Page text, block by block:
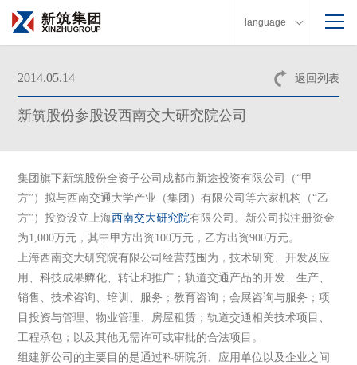
language
返回列表
2014.05.14
新筑股份参股设西南交大研究院公司
集团旗下新筑股份全资子公司成都市新途投资有限公司（“甲
方”）拟与西南交通大学产业（集团）有限公司等六家机构（“乙
方”）投资设立上海西南交大研究院有限公司。新公司拟注册资金
为1,000万元，其中甲方出资100万元，乙方出资900万元。
上海西南交大研究院有限公司经营范围为，技术研究、开发及应
用、科技成果孵化、转让和推广；轨道交通产品的开发、生产、
销售、技术咨询、培训、服务；教育咨询；会展咨询与服务；项
目投资与管理、物业管理、房屋租赁；轨道交通相关技术项目、
工程承包；以及其他无需许可或审批的合法项目。
组建新公司的主要目的是通过科研院所、应用单位以及企业之间